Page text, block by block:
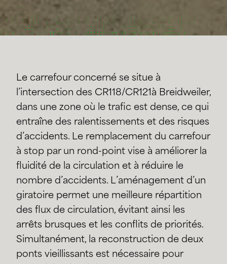
Le carrefour concerné se situe à
l’intersection des CR118/CR121à Breidweiler,
dans une zone où le trafic est dense, ce qui
entraîne des ralentissements et des risques
d’accidents. Le remplacement du carrefour
à stop par un rond-point vise à améliorer la
fluidité de la circulation et à réduire le
nombre d’accidents. L’aménagement d’un
giratoire permet une meilleure répartition
des flux de circulation, évitant ainsi les
arrêts brusques et les conflits de priorités.
Simultanément, la reconstruction de deux
ponts vieillissants est nécessaire pour